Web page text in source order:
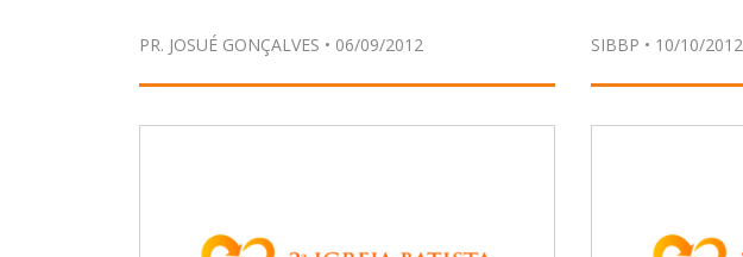
PR. JOSUÉ GONÇALVES • 06/09/2012 SIBBP • 10/10/2012